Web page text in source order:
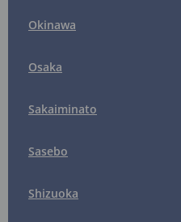
Okinawa
Osaka
Sakaiminato
Sasebo
Shizuoka